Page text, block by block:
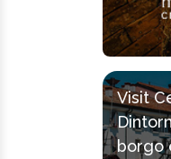
Visit
borgo